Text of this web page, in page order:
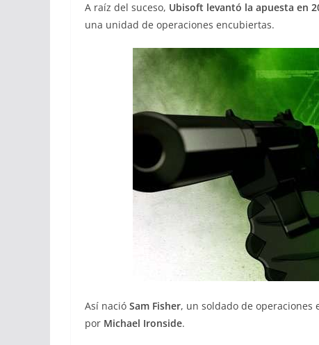
A raíz del suceso, Ubisoft levantó la apuesta en
una unidad de operaciones encubiertas.
Así nació Sam Fisher, un soldado de
por Michael Ironside.